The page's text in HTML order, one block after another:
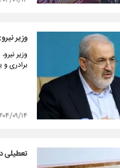
وزیر
وزیر
برادری و
۱۴۰۴/۰۹/
تعطیلی